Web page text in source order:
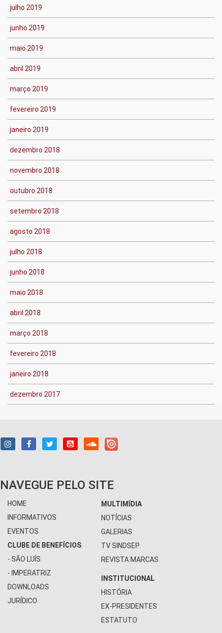
julho 2019
junho 2019
maio 2019
abril 2019
março 2019
fevereiro 2019
janeiro 2019
dezembro 2018
novembro 2018
outubro 2018
setembro 2018
agosto 2018
julho 2018
junho 2018
maio 2018
abril 2018
março 2018
fevereiro 2018
janeiro 2018
dezembro 2017
NAVEGUE PELO SITE
HOME
INFORMATIVOS
EVENTOS
CLUBE DE BENEFÍCIOS
- SÃO LUÍS
- IMPERATRIZ
DOWNLOADS
JURÍDICO
MULTIMÍDIA
NOTÍCIAS
GALERIAS
TV SINDSEP
REVISTA MARCAS
INSTITUCIONAL
HISTÓRIA
EX-PRESIDENTES
ESTATUTO